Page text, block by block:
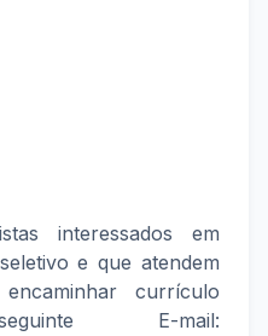
interessados em
e que atendem
currículo
E-mail: